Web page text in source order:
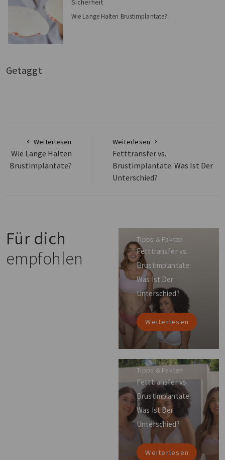
Sicherheit
Wie Lange Halten Brustimplantate?
Getaggt
Weiterlesen
Wie Lange Halten
Brustimplantate?
Weiterlesen
Fetttransfer vs.
Brustimplantate: Was Ist Der
Unterschied?
Für dich
empfohlen
Tipps & Fakten
Fetttransfer vs.
Brustimplantate:
Was Ist Der
Unterschied?
Weiterlesen
Tipps & Fakten
Fetttransfer vs.
Brustimplantate:
Was Ist Der
Unterschied?
Weiterlesen